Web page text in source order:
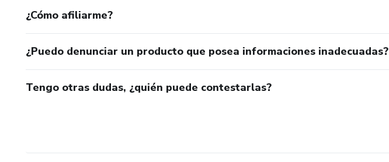
¿Cómo afiliarme?
¿Puedo denunciar un producto que posea informaciones inadecuadas?
Tengo otras dudas, ¿quién puede contestarlas?